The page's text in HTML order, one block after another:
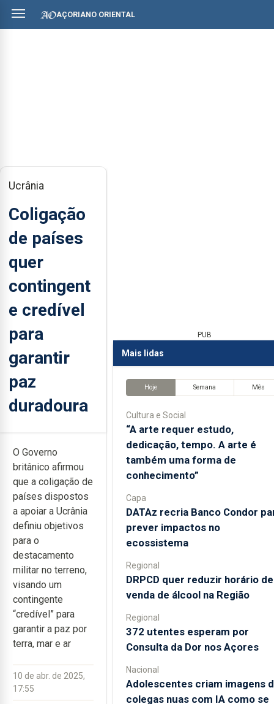
AÇORIANO ORIENTAL
Ucrânia
Coligação
de países
quer
contingent
e credível
para
garantir
paz
duradoura
O Governo
britânico afirmou
que a coligação de
países dispostos
a apoiar a Ucrânia
definiu objetivos
para o
destacamento
militar no terreno,
visando um
contingente
“credível” para
garantir a paz por
terra, mar e ar
10 de abr. de 2025,
17:55
PUB
Mais lidas
Hoje Semana Mês
Cultura e Social
“A arte requer estudo,
dedicação, tempo. A arte é
também uma forma de
conhecimento”
Capa
DATAz recria Banco Condor
prever impactos no
ecossistema
Regional
DRPCD quer reduzir horário de
venda de álcool na Região
Regional
372 utentes esperam por
Consulta da Dor nos Açores
Nacional
Adolescentes criam imagens
colegas nuas com IA como se